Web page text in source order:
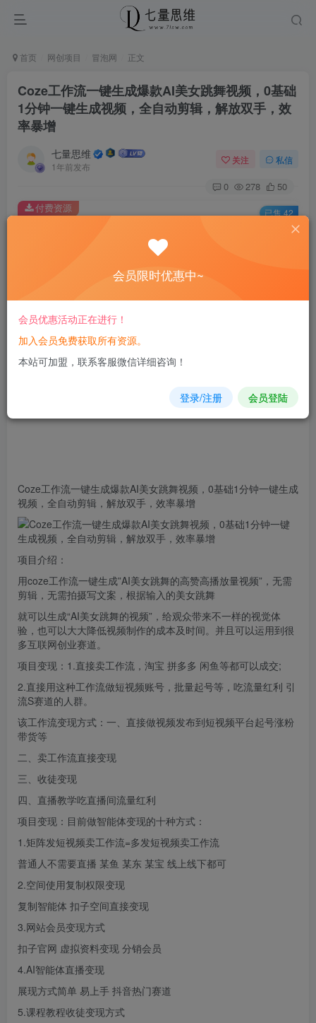
首页 网创项目 冒泡网 正文
Coze工作流一键生成爆款AI美女跳舞视频，0基础
1分钟一键生成视频，全自动剪辑，解放双手，效
率暴增
七量思维
1年前发布
关注 私信
0 278 50
此内容为付费资源，请付费后查看
￥8.8
黄金会员免费 钻石会员免费
您当前未登录！建议登陆后购买，可保存购买订单
付费资源 已售 42
Coze工作流一键生成爆款AI美女跳舞视频 ，0基础1分钟一键生成
视频，全自动剪辑，解放双手，效率暴增
项目介绍：
用coze工作流一键生成”AI美女跳舞的高赞高播放量视频”，无需
剪辑，无需拍摄写文案，根据输入的美女跳舞
就可以生成“AI美女跳舞的视频”，给观众带来不一样的视觉体
验，也可以大大降低视频制作的成本及时间。并且可以运用到很
多互联网创业赛道。
项目变现：1.直接卖工作流，淘宝 拼多多 闲鱼等都可以成交;
2.直接用这种工作流做短视频账号，批量起号等，吃流量红利 引
流S赛道的人群。
该工作流变现方式：一、直接做视频发布到短视频平台起号涨粉
带货等
二、卖工作流直接变现
三、收徒变现
四、直播教学吃直播间流量红利
项目变现：目前做智能体变现的十种方式：
1.矩阵发短视频卖工作流=多发短视频卖工作流
普通人不需要直播 某鱼 某东 某宝 线上线下都可
2.空间使用复制权限变现
复制智能体 扣子空间直接变现
3.网站会员变现方式
扣子官网 虚拟资料变现 分销会员
4.AI智能体直播变现
展现方式简单 易上手 抖音热门赛道
5.课程教程收徒变现方式
会员限时优惠中~
会员优惠活动正在进行！
加入会员免费获取所有资源。
本站可加盟，联系客服微信详细咨询！
登录/注册 会员登陆